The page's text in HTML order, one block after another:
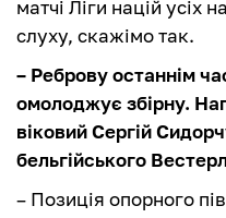
матчі Ліги націй усіх
слуху, скажімо так.
– Реброву останнім
омолоджує збірну.
віковий Сергій
бельгійського
– Позиція опорного